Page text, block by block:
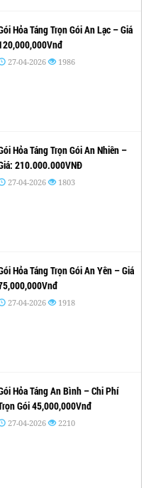
Hỏa Táng Trọn Gói An Lạc – Giá
27-04-2026 1986
Hỏa Táng Trọn Gói An Nhiên –
210.000.000VNĐ
27-04-2026 1803
Hỏa Táng Trọn Gói An Yên – Giá
27-04-2026 1918
Hỏa Táng An Bình – Chi Phí
Gói 45,000,000Vnđ
27-04-2026 2210